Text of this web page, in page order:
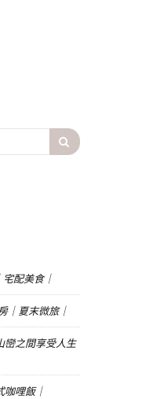
配美食｜
｜夏末微旅｜
巒之間享受人生
咖哩飯｜